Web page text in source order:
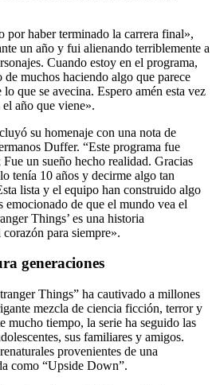
por haber terminado la carrera final»,
un año y fui alienando terriblemente a
Cuando estoy en el programa,
muchos haciendo algo que parece
que se avecina. Espero amén esta vez
año que viene».
su homenaje con una nota de
Duffer. “Este programa fue
un sueño hecho realidad. Gracias
tenía 10 años y decirme algo tan
lista y el equipo han construido algo
emocionado de que el mundo vea el
Things’ es una historia
para siempre».
generaciones
Things” ha cautivado a millones
mezcla de ciencia ficción, terror y
mucho tiempo, la serie ha seguido las
sus familiares y amigos.
provenientes de una
como “Upside Down”.